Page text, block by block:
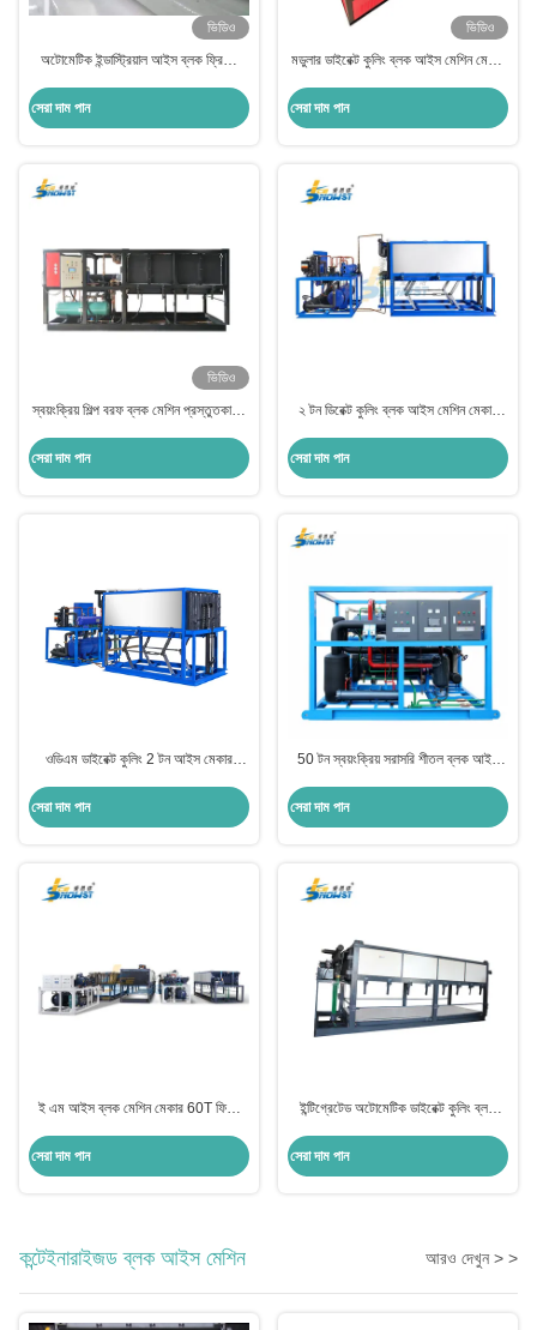
ভিডিও
অটোমেটিক ইন্ডাস্ট্রিয়াল আইস ব্লক ফ্রিজিং
সেরা দাম পান
ভিডিও
মডুলার ডাইরেক্ট কুলিং ব্লক আইস মেশিন মেকার
সেরা দাম পান
ভিডিও
স্বয়ংক্রিয় শিল্প বরফ ব্লক মেশিন প্রস্তুতকারক
সেরা দাম পান
২ টন ডিরেক্ট কুলিং ব্লক আইস মেশিন মেকার
সেরা দাম পান
ওডিএম ডাইরেক্ট কুলিং 2 টন আইস মেকার
সেরা দাম পান
50 টন স্বয়ংক্রিয় সরাসরি শীতল ব্লক আইস
সেরা দাম পান
ই এম আইস ব্লক মেশিন মেকার 60T ফিশিং
সেরা দাম পান
ইন্টিগ্রেটেড অটোমেটিক ডাইরেক্ট কুলিং ব্লক
সেরা দাম পান
কন্টেইনারাইজড ব্লক আইস মেশিন আরও দেখুন > >